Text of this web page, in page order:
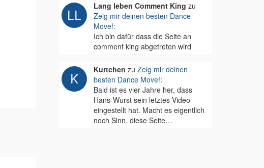
Lang leben Comment King zu
Zeig mir deinen besten Dance
Move!:
Ich bin dafür dass die Seite an
comment king abgetreten wird
Kurtchen zu Zeig mir deinen
besten Dance Move!:
Bald ist es vier Jahre her, dass
Hans-Wurst sein letztes Video
eingestellt hat. Macht es eigentlich
noch Sinn, diese Seite…